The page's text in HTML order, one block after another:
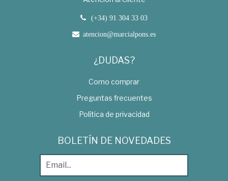
(+34) 91 304 33 03
atencion@marcialpons.es
¿DUDAS?
Como comprar
Preguntas frecuentes
Política de privacidad
BOLETÍN DE NOVEDADES